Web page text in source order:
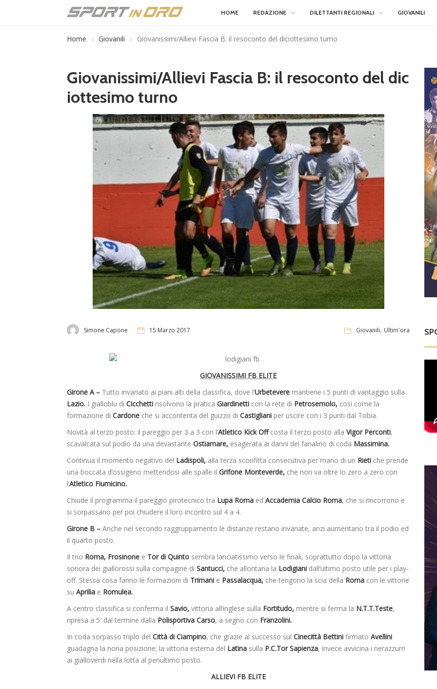
HOME REDAZIONE DILETTANTI REGIONALI GIOVANILI
Home Giovanili Giovanissimi/Allievi Fascia B: il resoconto del diciottesimo turno
Giovanissimi/Allievi Fascia B: il resoconto del dic
iottesimo turno
Simone Capone 15 Marzo 2017 Giovanili, Ultim'ora
GIOVANISSIMI FB ELITE
Girone A – Tutto invariato ai piani alti della classifica, dove l’Urbetevere mantiene i 5 punti di vantaggio sulla
Lazio. I gialloblu di Cicchetti risolvono la pratica Giardinetti con la rete di Petrosemolo, così come la
formazione di Cardone che si accontenta del guizzo di Castigliani per uscire con i 3 punti dal Tobia.
Novità al terzo posto: il pareggio per 3 a 3 con l’Atletico Kick Offcosta il terzo posto alla Vigor Perconti,
scavalcata sul podio da una devastante Ostiamare, esagerata ai danni del fanalino di coda Massimina.
Continua il momento negativo del Ladispoli, alla terza sconfitta consecutiva per mano di un Rieti che prende
una boccata d’ossigeno mettendosi alle spalle il Grifone Monteverde, che non va oltre lo zero a zero con
l’Atletico Fiumicino.
Chiude il programma il pareggio pirotecnico tra Lupa Roma ed Accademia Calcio Roma, che si rincorrono e
si sorpassano per poi chiudere il loro incontro sul 4 a 4.
Girone B – Anche nel secondo raggruppamento le distanze restano invariate, anzi aumentano tra il podio ed
il quarto posto.
Il trio Roma, Frosinone e Tor di Quinto sembra lanciatissimo verso le finali, soprattutto dopo la vittoria
sonora dei giallorossi sulla compagine di Santucci, che allontana la Lodigiani dall’ultimo posto utile per i play-
off. Stessa cosa fanno le formazioni di Trimani e Passalacqua, che tengono la scia della Roma con le vittorie
su Aprilia e Romulea.
A centro classifica si conferma il Savio, vittoria all’inglese sulla Fortitudo, mentre si ferma la N.T.T.Teste,
ripresa a 5′ dal termine dalla Polisportiva Carso, a segno con Franzolini.
In coda sorpasso triplo del Città di Ciampino, che grazie al successo sul Cinecittà Bettini firmato Avellini
guadagna la nona posizione; la vittoria esterna del Latina sulla P.C.Tor Sapienza, invece avvicina i nerazzurri
ai gialloverdi nella lotta al penultimo posto.
ALLIEVI FB ELITE